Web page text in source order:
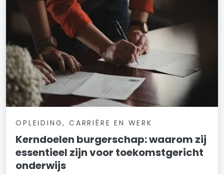
OPLEIDING, CARRIÈRE EN WERK
Kerndoelen burgerschap: waarom zij
essentieel zijn voor toekomstgericht
onderwijs